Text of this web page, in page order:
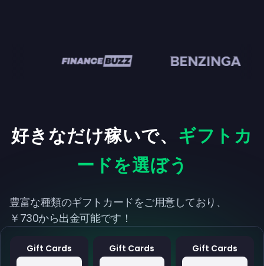
Gift Cards Gift Cards Gift Cards
好きなだけ稼いで、 ギフトカ
ードを選ぼう
豊富な種類のギフトカードをご用意しており、
￥730から出金可能です！